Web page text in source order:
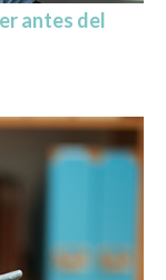
antes del